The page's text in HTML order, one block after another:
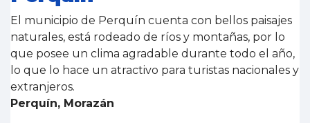
El municipio de Perquín cuenta con bellos paisajes
naturales, está rodeado de ríos y montañas, por lo
que posee un clima agradable durante todo el año,
lo que lo hace un atractivo para turistas nacionales y
extranjeros.
Perquín, Morazán